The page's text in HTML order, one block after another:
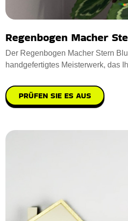
Regenbogen Macher
Der Regenbogen Macher Stern
handgefertigtes Meisterwerk, das
PRÜFEN SIE ES AUS